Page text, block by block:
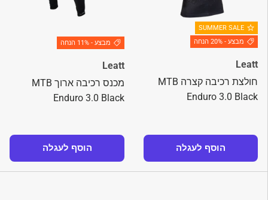
SUMMER SALE
מבצע - 20% הנחה
Leatt
חולצת רכיבה קצרה MTB
Enduro 3.0 Black
הוסף לעגלה
מבצע - 11% הנחה
Leatt
מכנס רכיבה ארוך MTB
Enduro 3.0 Black
הוסף לעגלה